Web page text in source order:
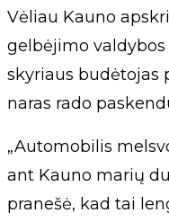
Vėliau Kauno
gelbėjimo
skyriaus budėtojas
naras rado
„Automobilis
ant Kauno marių
pranešė, kad tai